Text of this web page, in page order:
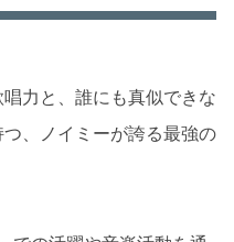
力と、誰にも真似できな
、ノイミーが誇る最強の